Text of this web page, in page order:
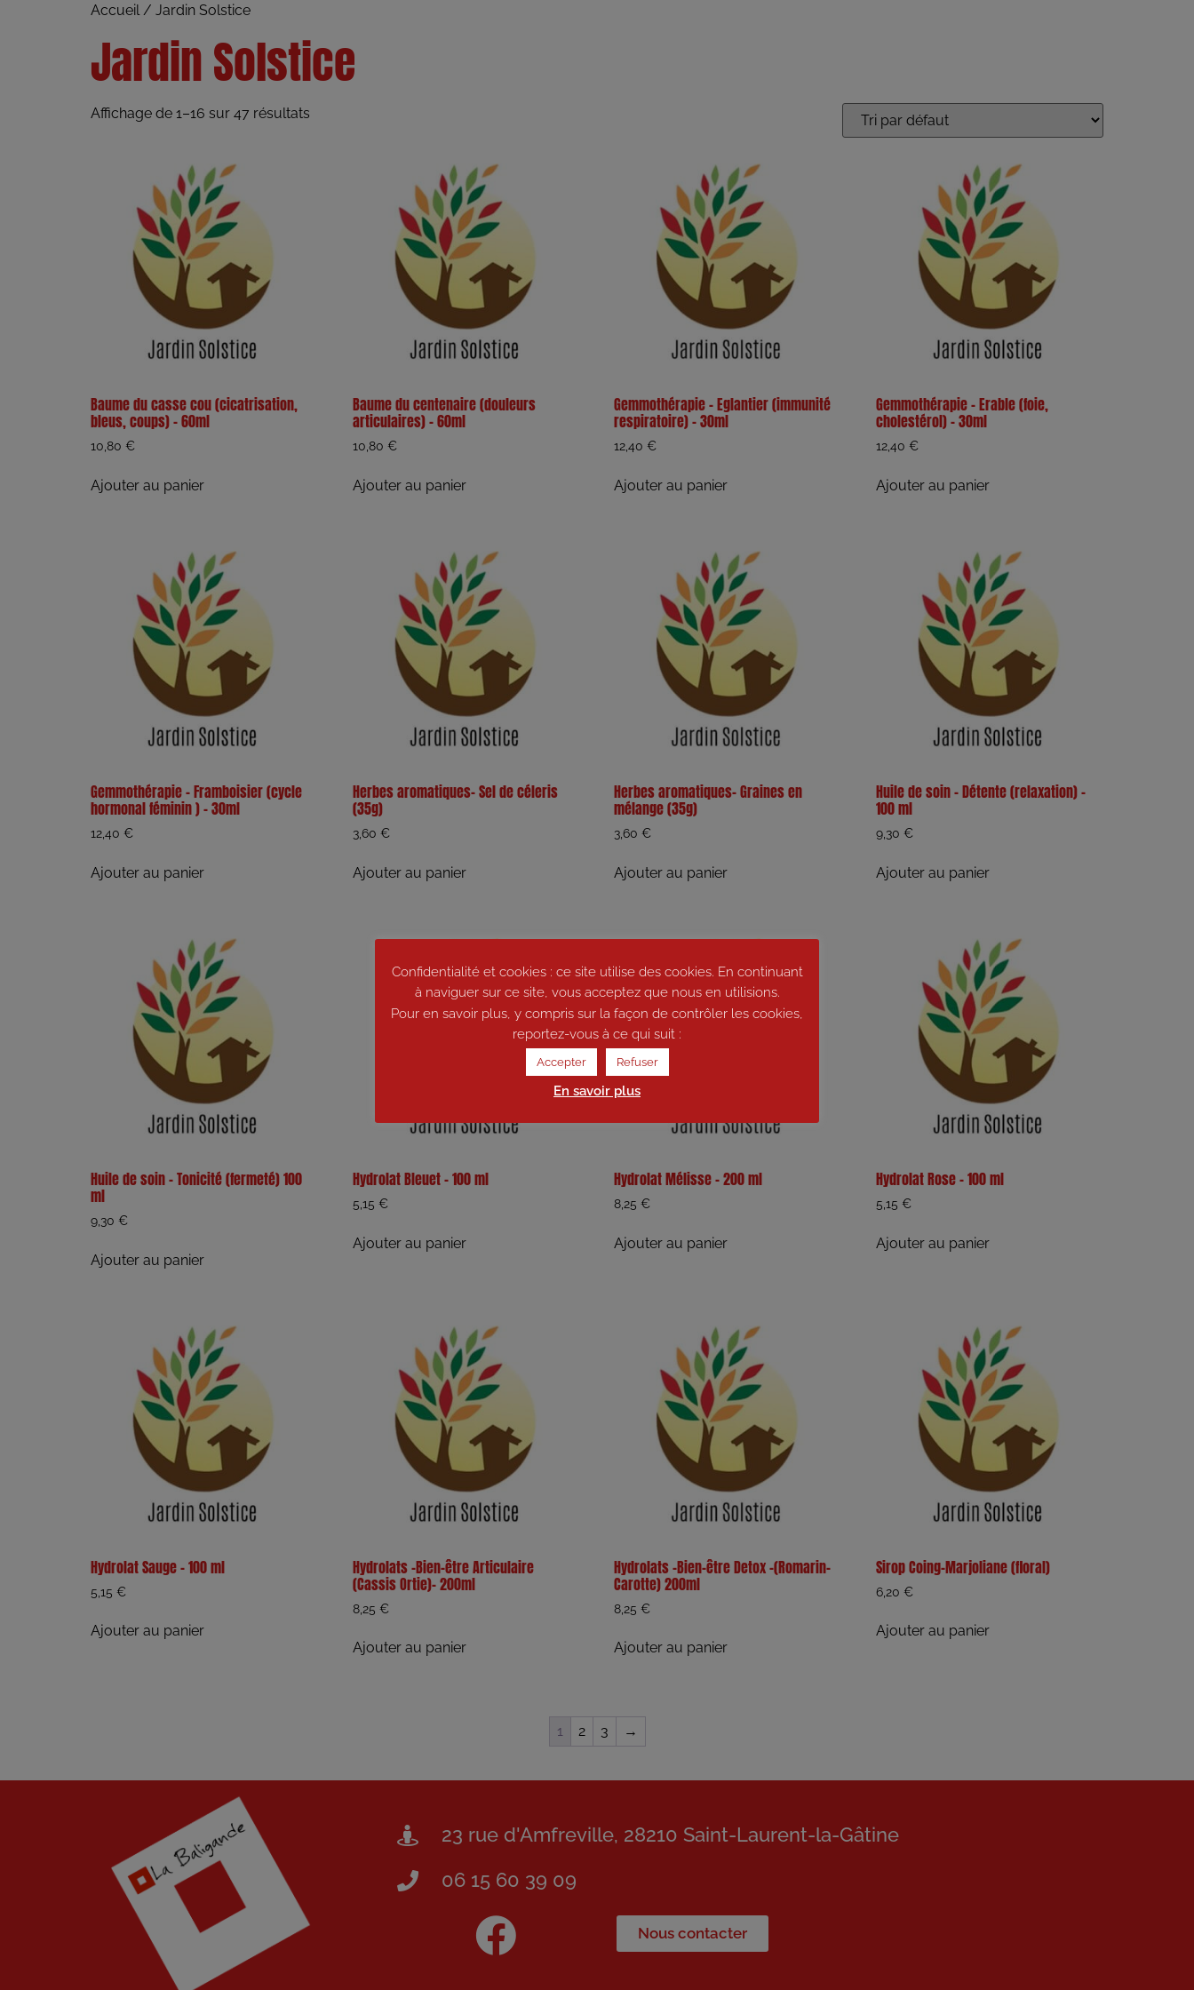
Accueil/ Jardin Solstice
Jardin Solstice
Affichage de 1–16 sur 47 résultats
Baume du casse cou (cicatrisation,
bleus, coups) – 60ml
10,80 €
Ajouter au panier
Baume du centenaire (douleurs
articulaires) – 60ml
10,80 €
Ajouter au panier
Gemmothérapie – Eglantier (immunité
respiratoire) – 30ml
12,40€
Ajouter au panier
Gemmothérapie – Erable (foie,
cholestérol) – 30ml
12,40€
Ajouter au panier
Gemmothérapie – Framboisier (cycle
hormonal féminin ) – 30ml
12,40 €
Ajouter au panier
Herbes aromatiques- Sel de céleris
(35g)
3,60 €
Ajouter au panier
Herbes aromatiques- Graines en
mélange (35g)
3,60€
Ajouter au panier
Huile de soin – Détente (relaxation) –
100 ml
9,30€
Ajouter au panier
Huile de soin – Tonicité (fermeté) 100
ml
9,30 €
Ajouter au panier
Hydrolat Bleuet – 100 ml
5,15 €
Ajouter au panier
Hydrolat Mélisse – 200 ml
8,25€
Ajouter au panier
Hydrolat Rose – 100 ml
5,15€
Ajouter au panier
Hydrolat Sauge – 100 ml
5,15 €
Ajouter au panier
Hydrolats -Bien-être Articulaire
(Cassis Ortie)- 200ml
8,25 €
Ajouter au panier
Hydrolats -Bien-être Detox -(Romarin-
Carotte) 200ml
8,25€
Ajouter au panier
Sirop Coing-Marjoliane (floral)
6,20€
Ajouter au panier
1 2 3 →
23 rue d'Amfreville, 28210 Saint-Laurent-la-Gâtine
06 15 60 39 09
Nous contacter
Confidentialité et cookies : ce site utilise des cookies. En continuant
à naviguer sur ce site, vous acceptez que nous en utilisions.
Pour en savoir plus, y compris sur la façon de contrôler les cookies,
reportez-vous à ce qui suit :
Accepter Refuser
En savoir plus